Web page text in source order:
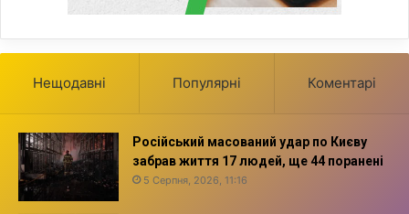
Нещодавні Популярні Коментарі
Російський масований удар по Києву
забрав життя 17 людей, ще 44 поранені
5 Серпня, 2026, 11:16